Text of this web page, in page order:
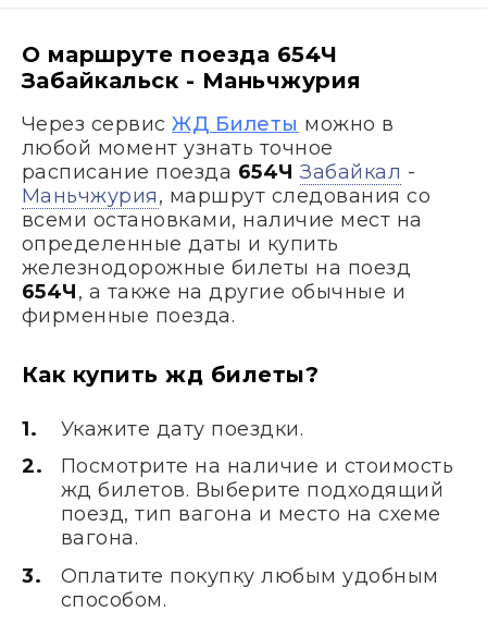
О маршруте поезда 654Ч
Забайкальск - Маньчжурия
Через сервисЖД Билеты можно в
любой момент узнать точное
расписание поезда 654Ч Забайкал -
Маньчжурия, маршрут следования со
всеми остановками, наличие мест на
определенные даты и купить
железнодорожные билеты на поезд
654Ч, а также на другие обычные и
фирменные поезда.
Как купить жд билеты?
Укажите дату поездки.
Посмотрите на наличие и стоимость
жд билетов. Выберите подходящий
поезд, тип вагона и место на схеме
вагона.
Оплатите покупку любым удобным
способом.